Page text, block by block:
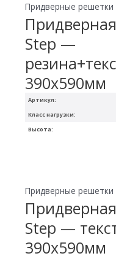
Артикул:
Высота:
Класс нагрузки:
Придверные решетки
Step —
390х590мм
Придверные решетки
Step —
390х590мм